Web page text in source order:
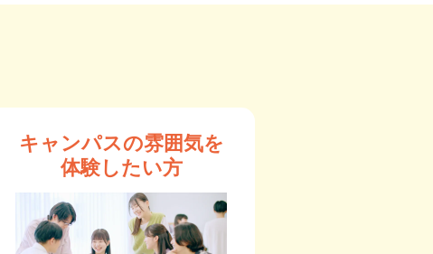
キャンパスの雰囲気を
体験したい方